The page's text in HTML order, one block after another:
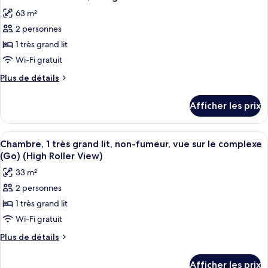
lits,
non-
fumeur
(Fab)
non-
fumeur
toutes
les
photos
pour
ce
type
de
GO
Executive
Suite,
1
King
63 m²
2 personnes
1 très grand lit
Wi-Fi gratuit
Plus de détails
Plus
GO
Executive
Suite,
1
King
Afficher les prix
Afficher
toutes
les
photos
pour
ce
type
de
Une chambre d’hôtel avec un grand
5
Chambre, 1 très grand lit, non-fumeur, vue sur le complexe
(Go) (High Roller View)
33 m²
2 personnes
1 très grand lit
Wi-Fi gratuit
Plus de détails
Plus
Afficher les prix